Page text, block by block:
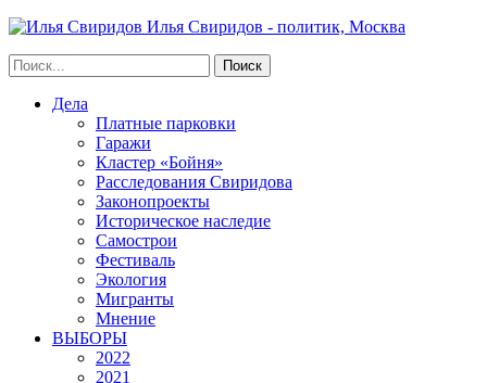
Илья Свиридов - политик, Москва
Дела
Платные парковки
Гаражи
Кластер «Бойня»
Расследования Свиридова
Законопроекты
Историческое наследие
Самострои
Фестиваль
Экология
Мигранты
Мнение
ВЫБОРЫ
2022
2021